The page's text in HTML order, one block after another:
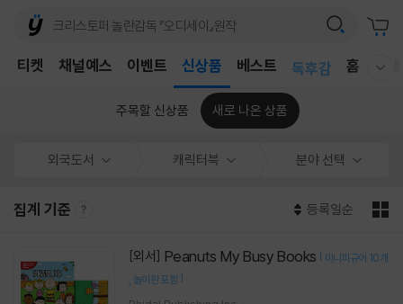
채널예스 이벤트 신상품 베스트
독후감
홈 국
티켓
주목할 신상품 새로 나온 상품
외국도서 캐릭터북 분야 선택
집계 기준 등록일순
[외서] Peanuts My Busy Books [ 미니피규어 10개
놀이판 포함 ]